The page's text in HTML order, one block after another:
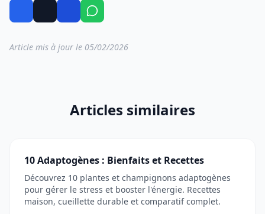
Article mis à jour le 05/02/2026
Articles similaires
10 Adaptogènes : Bienfaits et Recettes
Découvrez 10 plantes et champignons adaptogènes
pour gérer le stress et booster l'énergie. Recettes
maison, cueillette durable et comparatif complet.